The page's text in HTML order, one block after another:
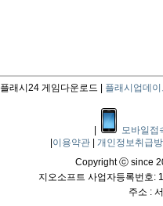
플래시24 게임다운로드 | 플래시업데이
모바일접
이용약관
개인정보취급
Copyright ⓒ since
지오소프트 사업자등록번호:
주소 :